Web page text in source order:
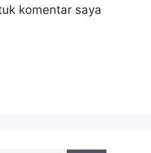
komentar saya